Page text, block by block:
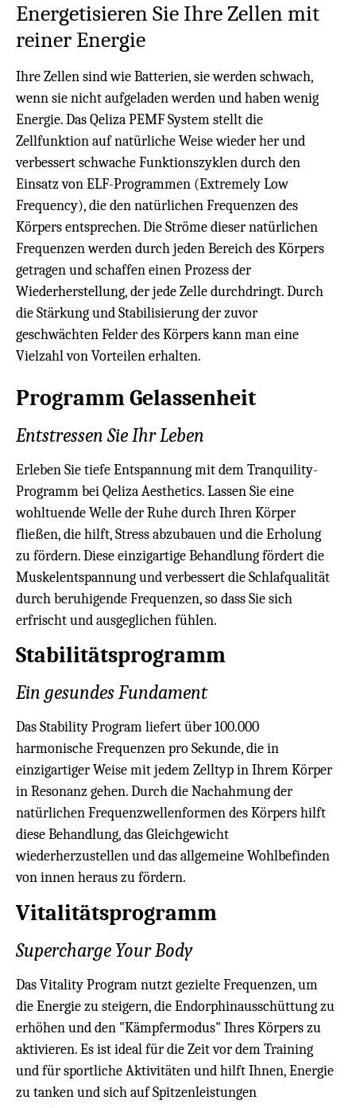
Energetisieren Sie Ihre Zellen mit
reiner Energie
Ihre Zellen sind wie Batterien, sie werden schwach,
wenn sie nicht aufgeladen werden und haben wenig
Energie. Das Qeliza PEMF System stellt die
Zellfunktion auf natürliche Weise wieder her und
verbessert schwache Funktionszyklendurch den
Einsatz von ELF-Programmen (Extremely Low
Frequency), die den natürlichen Frequenzen des
Körpers entsprechen. Die Ströme dieser natürlichen
Frequenzen werden durch jeden Bereich des Körpers
getragen und schaffen einen Prozess der
Wiederherstellung, der jede Zelle durchdringt. Durch
die Stärkung und Stabilisierung der zuvor
geschwächten Felder des Körpers kann man eine
Vielzahl von Vorteilen erhalten.
Programm Gelassenheit
Entstressen Sie Ihr Leben
Erleben Sie tiefe Entspannung mit dem Tranquility-
Programm bei Qeliza Aesthetics. Lassen Sie eine
wohltuende Welle der Ruhe durch Ihren Körper
fließen, die hilft, Stress abzubauen und die Erholung
zu fördern. Diese einzigartige Behandlung fördert die
Muskelentspannung und verbessert die Schlafqualität
durch beruhigende Frequenzen, so dass Sie sich
erfrischt und ausgeglichen fühlen.
Stabilitätsprogramm
Ein gesundes Fundament
Das Stability Program liefert über 100.000
harmonische Frequenzen pro Sekunde, die in
einzigartiger Weise mit jedem Zelltyp in Ihrem Körper
in Resonanz gehen. Durch die Nachahmung der
natürlichen Frequenzwellenformen des Körpers hilft
diese Behandlung, das Gleichgewicht
wiederherzustellen und das allgemeine Wohlbefinden
von innen heraus zu fördern.
Vitalitätsprogramm
Supercharge Your Body
Das Vitality Program nutzt gezielte Frequenzen, um
die Energie zu steigern, die Endorphinausschüttung zu
erhöhen und den "Kämpfermodus" Ihres Körpers zu
aktivieren. Es ist ideal für die Zeit vor dem Training
und für sportliche Aktivitäten und hilft Ihnen, Energie
zu tanken und sich auf Spitzenleistungen